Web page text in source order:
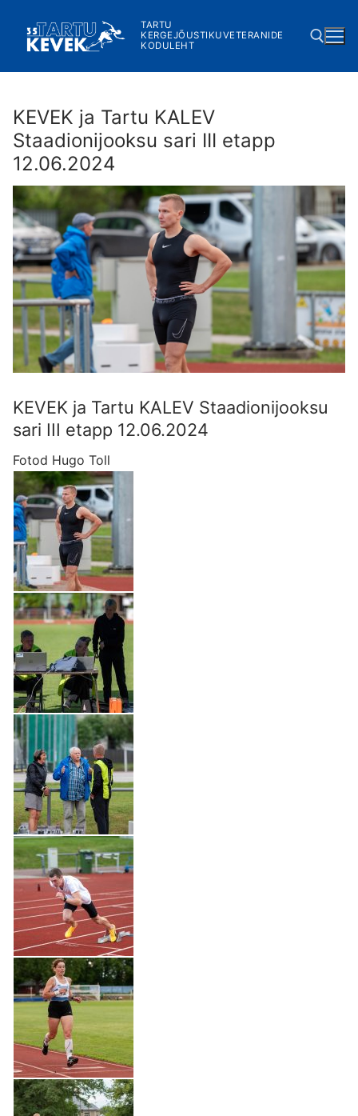
content
TARTU
KERGEJÕUSTIKUVETERANIDE
KODULEHT
KEVEK ja Tartu KALEV
Staadionijooksu sari III etapp
12.06.2024
KEVEK ja Tartu KALEV Staadionijooksu
sari III etapp 12.06.2024
Fotod Hugo Toll